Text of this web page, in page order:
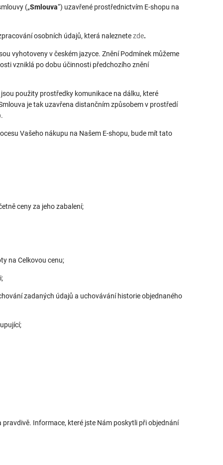
(„Smlouva“) uzavřené prostřednictvím E-shopu na
osobních údajů, která naleznetezde.
vyhotoveny v českém jazyce. Znění Podmínek můžeme
vzniklá po dobu účinnosti předchozího znění
použity prostředky komunikace na dálku, které
je tak uzavřena distančním způsobem v prostředí
Vašeho nákupu na Našem E-shopu, bude mít tato
ceny za jeho zabalení;
na Celkovou cenu;
zadaných údajů a uchovávání historie objednaného
Informace, které jste Nám poskytli při objednání